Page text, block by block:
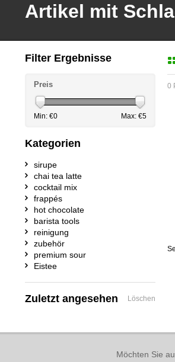
Artikel mit
0
Filter Ergebnisse
Preis
Min: €0 Max: €5
Kategorien
sirupe
chai tea latte
cocktail mix
frappés
hot chocolate
barista tools
reinigung
zubehör
premium sour
Eistee
Zuletzt angesehen Löschen
Möchten Sie